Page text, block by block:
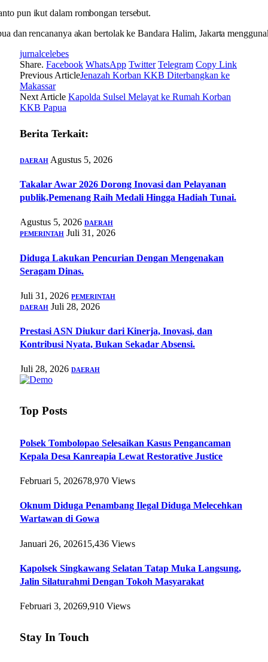
pun ikut dalam rombongan tersebut.
dan rencananya akan bertolak ke Bandara Halim, Jakarta
jurnalcelebes
Share. Facebook WhatsApp Twitter Telegram Copy Link
Previous ArticleJenazah Korban KKB Diterbangkan ke
Makassar
Next Article Kapolda Sulsel Melayat ke Rumah Korban
KKB Papua
Berita Terkait:
DAERAH Agustus 5, 2026
Takalar Awar 2026 Dorong Inovasi dan Pelayanan
publik,Pemenang Raih Medali Hingga Hadiah Tunai.
Agustus 5, 2026 DAERAH
PEMERINTAH Juli 31, 2026
Diduga Lakukan Pencurian Dengan Mengenakan
Seragam Dinas.
Juli 31, 2026 PEMERINTAH
DAERAH Juli 28, 2026
Prestasi ASN Diukur dari Kinerja, Inovasi, dan
Kontribusi Nyata, Bukan Sekadar Absensi.
Juli 28, 2026 DAERAH
Top Posts
Polsek Tombolopao Selesaikan Kasus Pengancaman
Kepala Desa Kanreapia Lewat Restorative Justice
Februari 5, 202678,970 Views
Oknum Diduga Penambang Ilegal Diduga Melecehkan
Wartawan di Gowa
Januari 26, 202615,436 Views
Kapolsek Singkawang Selatan Tatap Muka Langsung,
Jalin Silaturahmi Dengan Tokoh Masyarakat
Februari 3, 20269,910 Views
Stay In Touch